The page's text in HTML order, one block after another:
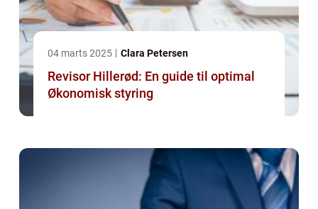
04 marts 2025 Clara Petersen
Revisor Hillerød: En guide til optimal
Økonomisk styring